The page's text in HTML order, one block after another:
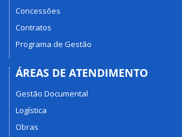
Concessões
Contratos
Programa de Gestão
ÁREAS DE ATENDIMENTO
Gestão Documental
Logística
Obras